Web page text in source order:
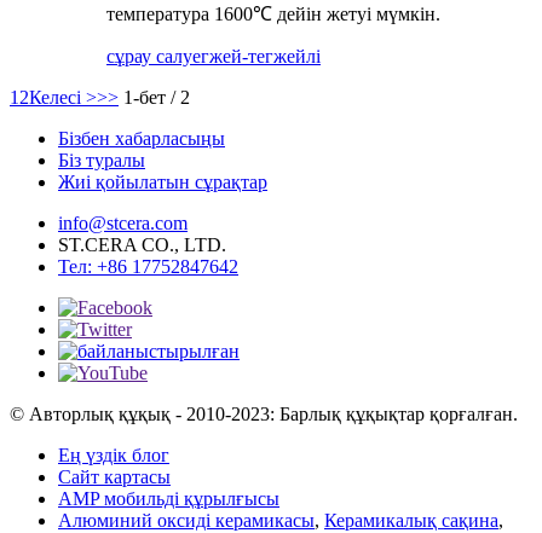
температура 1600℃ дейін жетуі мүмкін.
сұрау салуегжей-тегжейлі
1 2Келесі >>> 1-бет / 2
Бізбен хабарласыңы
Біз туралы
Жиі қойылатын сұрақтар
info@stcera.com
ST.CERA CO., LTD.
Тел: +86 17752847642
© Авторлық құқық - 2010-2023: Барлық құқықтар қорғалған.
Ең үздік блог
Сайт картасы
AMP мобильді құрылғысы
Алюминий оксиді керамикасы, Керамикалық сақина,